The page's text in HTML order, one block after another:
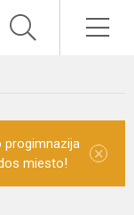
progimnazija
miesto!
×